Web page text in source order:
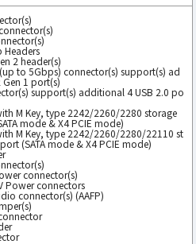
Headers
2 header(s)
to 5Gbps) connector(s) support(s) ad
1 port(s)
support(s) additional 4 USB 2.0 po
M Key, type 2242/2260/2280 storage
mode & X4 PCIE mode)
M Key, type 2242/2260/2280/22110 st
(SATA mode & X4 PCIE mode)
connector(s)
Power connectors
connector(s) (AAFP)